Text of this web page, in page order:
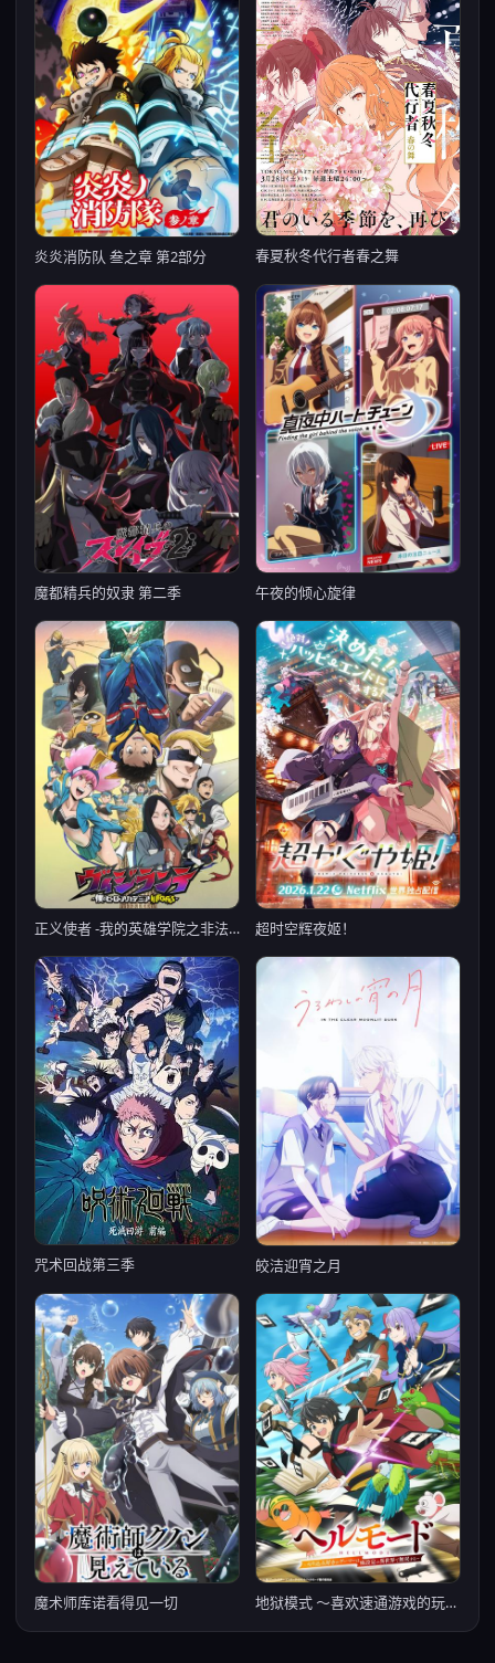
炎炎消防队 叁之章 第2部分 春夏秋冬代行者春之舞
魔都精兵的奴隶 第二季 午夜的倾心旋律
正义使者 -我的英雄学院之非法英雄- 第二季 超时空辉夜姬！
咒术回战第三季 皎洁迎宵之月
魔术师库诺看得见一切 地狱模式 ～喜欢速通游戏的玩家在废设定异世界无双～